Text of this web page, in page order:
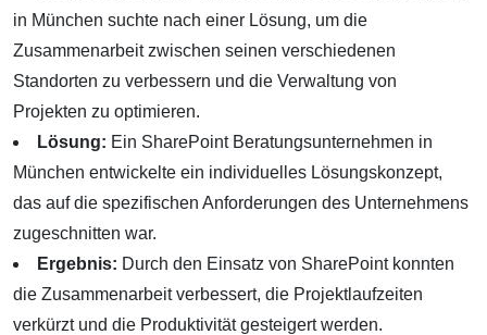
in München suchte nach einer Lösung, um die
Zusammenarbeit zwischen seinen verschiedenen
Standorten zu verbessern und die Verwaltung von
Projekten zu optimieren.
Lösung: Ein SharePoint Beratungsunternehmen in
München entwickelte ein individuelles Lösungskonzept,
das auf die spezifischen Anforderungen des Unternehmens
zugeschnitten war.
Ergebnis: Durch den Einsatz von SharePoint konnten
die Zusammenarbeit verbessert, die Projektlaufzeiten
verkürzt und die Produktivität gesteigert werden.